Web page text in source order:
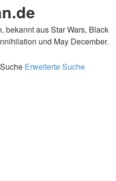
bekannt aus Star Wars, Black
und May December.
Suche Erweiterte Suche